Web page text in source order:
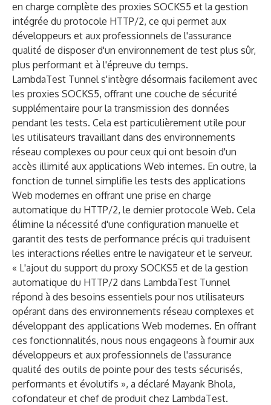
en charge complète des proxies SOCKS5 et la gestion
intégrée du protocole HTTP/2, ce qui permet aux
développeurs et aux professionnels de l'assurance
qualité de disposer d'un environnement de test plus sûr,
plus performant et à l'épreuve du temps.
LambdaTest Tunnel s'intègre désormais facilement avec
les proxies SOCKS5, offrant une couche de sécurité
supplémentaire pour la transmission des données
pendant les tests. Cela est particulièrement utile pour
les utilisateurs travaillant dans des environnements
réseau complexes ou pour ceux qui ont besoin d'un
accès illimité aux applications Web internes. En outre, la
fonction de tunnel simplifie les tests des applications
Web modernes en offrant une prise en charge
automatique du HTTP/2, le dernier protocole Web. Cela
élimine la nécessité d'une configuration manuelle et
garantit des tests de performance précis qui traduisent
les interactions réelles entre le navigateur et le serveur.
« L'ajout du support du proxy SOCKS5 et de la gestion
automatique du HTTP/2 dans LambdaTest Tunnel
répond à des besoins essentiels pour nos utilisateurs
opérant dans des environnements réseau complexes et
développant des applications Web modernes. En offrant
ces fonctionnalités, nous nous engageons à fournir aux
développeurs et aux professionnels de l'assurance
qualité des outils de pointe pour des tests sécurisés,
performants et évolutifs », a déclaré Mayank Bhola,
cofondateur et chef de produit chez LambdaTest.